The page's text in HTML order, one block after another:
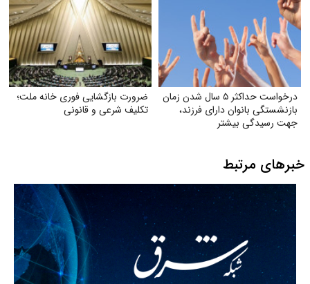
درخواست حداکثر ۵ سال شدن زمان
بازنشستگی بانوان دارای فرزند،
جهت رسیدگی بیشتر
ضرورت بازگشایی فوری خانه ملت؛
تکلیف شرعی و قانونی
خبرهای مرتبط